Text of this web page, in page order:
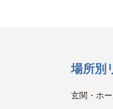
場所別
玄関・ホ